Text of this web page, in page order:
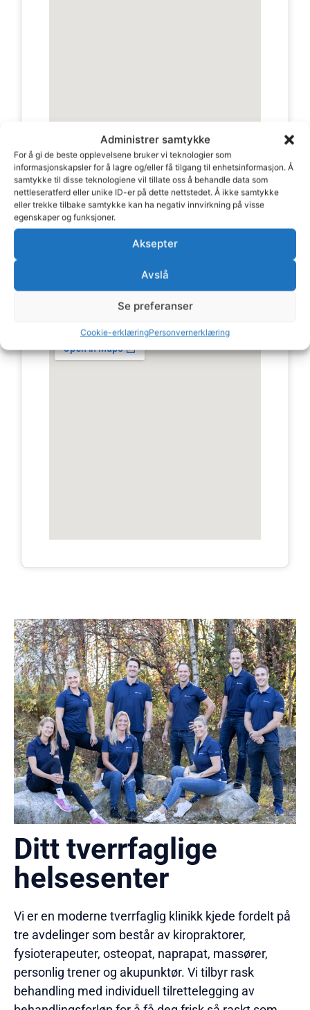
Administrer samtykke
For å gi de beste opplevelsene bruker vi teknologier som
informasjonskapsler for å lagre og/eller få tilgang til enhetsinformasjon. Å
samtykke til disse teknologiene vil tillate oss å behandle data som
nettleseratferd eller unike ID-er på dette nettstedet. Å ikke samtykke
eller trekke tilbake samtykke kan ha negativ innvirkning på visse
egenskaper og funksjoner.
Aksepter
Avslå
Se preferanser
Cookie-erklæringPersonvernerklæring
Madla
Madlamarkveien 2A, 4041 Hafrsfjord
Gå til avdeling Madla
Ditt tverrfaglige
helsesenter
Vi er en moderne tverrfaglig klinikk kjede fordelt på
tre avdelinger som består av kiropraktorer,
fysioterapeuter, osteopat, naprapat, massører,
personlig trener og akupunktør. Vi tilbyr rask
behandling med individuell tilrettelegging av